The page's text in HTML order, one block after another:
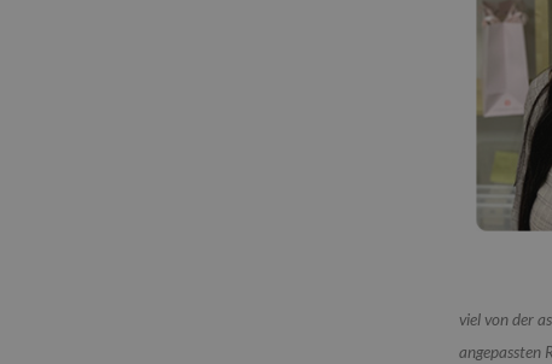
viel von der
angepassten